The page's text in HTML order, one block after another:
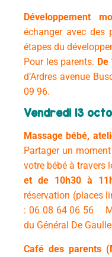
Développement
échanger avec des
étapes du
Pour les parents. De
d’Ardres avenue
09 96.
Vendredi 13
Massage bébé,
Partager un
votre bébé à travers
et de 10h30 à
réservation (places
: 06 08 64 06 56
du Général De
Café des parents